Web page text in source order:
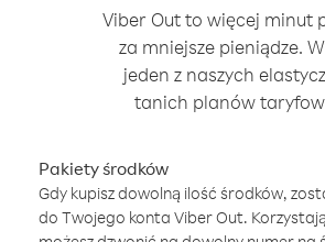
Viber Out to więcej minut
za mniejsze pieniądze.
jeden z naszych
tanich planów
Pakiety środków
Gdy kupisz dowolną ilość środków,
do Twojego konta Viber Out.